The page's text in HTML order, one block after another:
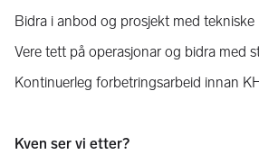
Bidra i anbod og prosjekt med
Vere tett på operasjonar og bidra med
Kontinuerleg forbetringsarbeid innan
Kven ser vi etter?